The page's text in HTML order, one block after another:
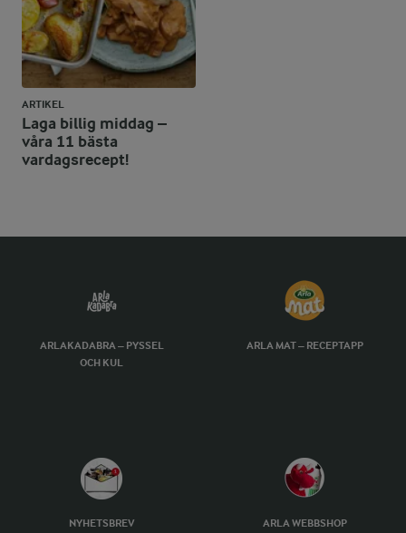
ARTIKEL
Laga billig middag –
våra 11 bästa
vardagsrecept!
ARLAKADABRA – PYSSEL
OCH KUL
ARLA MAT – RECEPTAPP
NYHETSBREV ARLA WEBBSHOP